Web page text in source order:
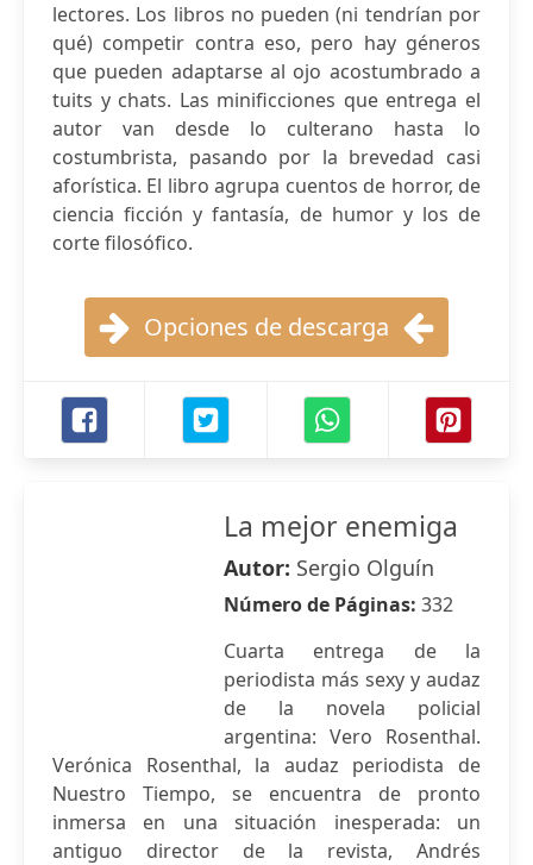
lectores. Los libros no pueden (ni tendrían por
qué) competir contra eso, pero hay géneros
que pueden adaptarse al ojo acostumbrado a
tuits y chats. Las minificciones que entrega el
autor van desde lo culterano hasta lo
costumbrista, pasando por la brevedad casi
aforística. El libro agrupa cuentos de horror, de
ciencia ficción y fantasía, de humor y los de
corte filosófico.
Opciones de descarga
La mejor enemiga
Autor: Sergio Olguín
Número de Páginas: 332
Cuarta entrega de la
periodista más sexy y audaz
de la novela policial
argentina: Vero Rosenthal.
Verónica Rosenthal, la audaz periodista de
Nuestro Tiempo, se encuentra de pronto
inmersa en una situación inesperada: un
antiguo director de la revista, Andrés